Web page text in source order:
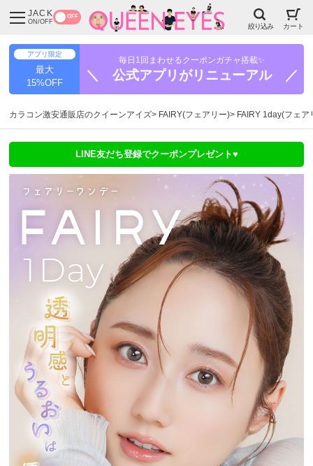
JACK
ON/OFF
OFF
絞り込み カート
アプリ限定
最大
15%OFF
毎日1回まわせるクーポンガチャ搭載✨
＼ 公式アプリがリニューアル ／
カラコン激安通販店のクイーンアイズ FAIRY(フェアリー) FAIRY 1day(フェア
LINE友だち登録でクーポンプレゼント♥